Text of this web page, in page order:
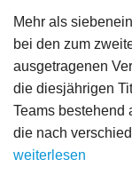
Mehr als
bei den zum
ausgetragenen
die diesjährigen
Teams bestehend
die nach
weiterlesen